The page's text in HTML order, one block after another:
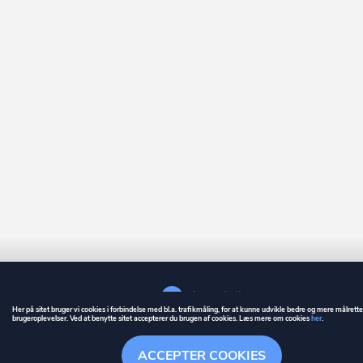
GUIDE BETINGELSER
er et registreret varemærke tilhørende ownr ApS – CVR nr.: 36 40 88
ACCEPTER COOKIES
Her på sitet bruger vi cookies i forbindelse med bl.a. trafikmåling, for at kunne udvikle bedre og mere
brugeroplevelser. Ved at benytte sitet accepterer du brugen af cookies. Læs mere om cookiesher.